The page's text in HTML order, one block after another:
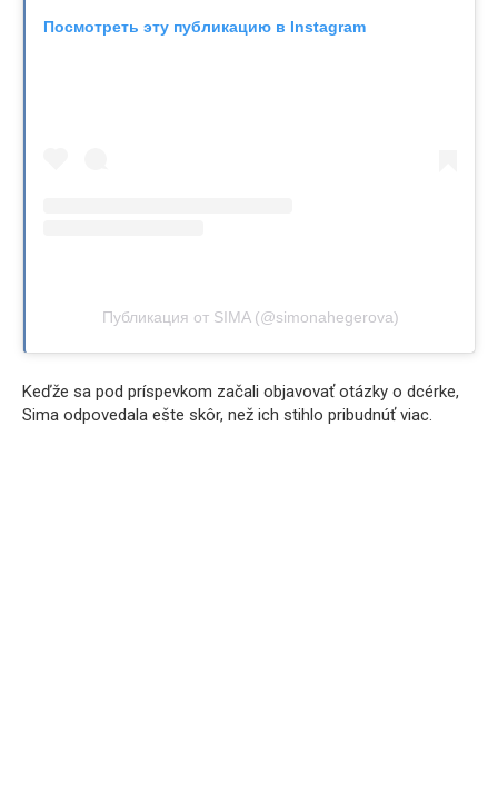
Посмотреть эту публикацию в Instagram
Публикация от SIMA (@simonahegerova)
Keďže sa pod príspevkom začali objavovať otázky o dcérke,
Sima odpovedala ešte skôr, než ich stihlo pribudnúť viac.